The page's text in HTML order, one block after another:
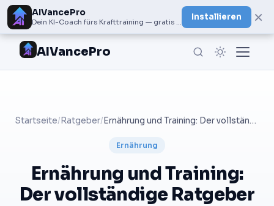
AIVancePro
Dein KI-Coach fürs Krafttraining — gratis bei Google Play
Installieren ×
AIVancePro
Startseite/ Ratgeber/ Ernährung und Training: Der vollständige Ratgeber
Ernährung
Ernährung und Training:
Der vollständige Ratgeber